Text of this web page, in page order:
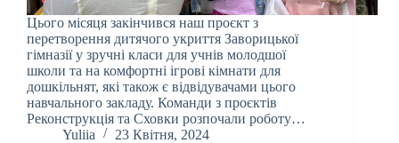
Цього місяця закінчився наш проєкт з
перетворення дитячого укриття Заворицької
гімназії у зручні класи для учнів молодшої
школи та на комфортні ігрові кімнати для
дошкільнят, які також є відвідувачами цього
навчального закладу. Команди з проєктів
Реконструкція та Сховки розпочали роботу…
Yuliia
23 Квітня, 2024